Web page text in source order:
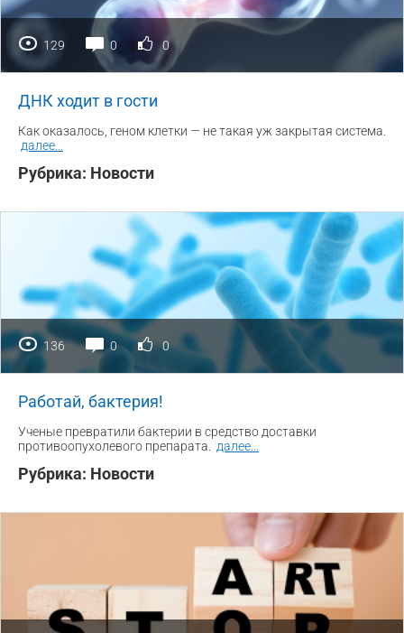
129 0 0
ДНК ходит в гости
Как оказалось, геном клетки — не такая уж закрытая система.
далее
Рубрика: Новости
136 0 0
Работай, бактерия!
Ученые превратили бактерии в средство доставки
противоопухолевого препарата.
далее
Рубрика: Новости